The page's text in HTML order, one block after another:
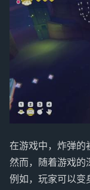
在游戏中，炸弹的
然而，随着游戏的
例如，玩家可以变